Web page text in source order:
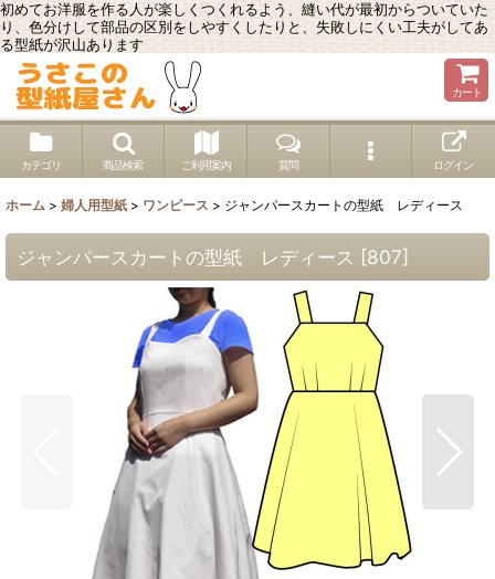
初めてお洋服を作る人が楽しくつくれるよう、縫い代が最初からついていた
り、色分けして部品の区別をしやすくしたりと、失敗しにくい工夫がしてあ
る型紙が沢山あります
カート
カテゴリ 商品検索 ご利用案内 質問 ログイン
ホーム > 婦人用型紙 > ワンピース > ジャンパースカートの型紙 レディース
ジャンパースカートの型紙 レディース [807]